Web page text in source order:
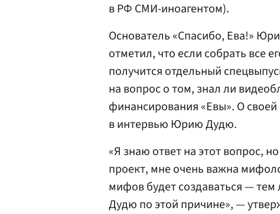
в РФ СМИ-иноагентом).
Основатель «Спасибо, Ева!»
отметил, что если собрать все
получится отдельный
на вопрос о том, знал ли
финансирования «Евы». О
в интервью Юрию Дудю.
«Я знаю ответ на этот вопрос,
проект, мне очень важна
мифов будет создаваться —
Дудю по этой причине», —